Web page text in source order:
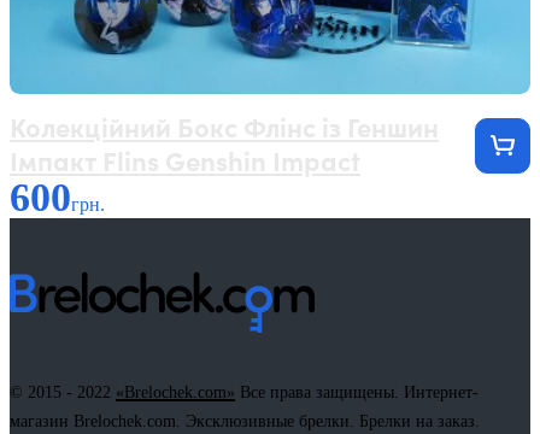
600грн.
© 2015 - 2022 «Brelochek.com» Все права защищены. Интернет-
магазин Brelochek.com. Эксклюзивные брелки. Брелки на заказ.